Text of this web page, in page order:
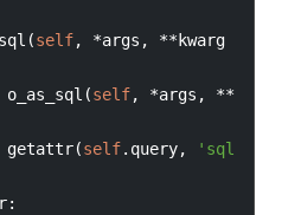
(self, *args , ** kwarg
(self, *args ,
**
(self. query,
'sql
: